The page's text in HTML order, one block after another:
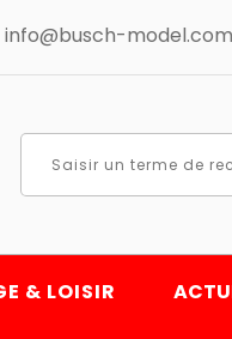
info@busch-model.com
& LOISIR